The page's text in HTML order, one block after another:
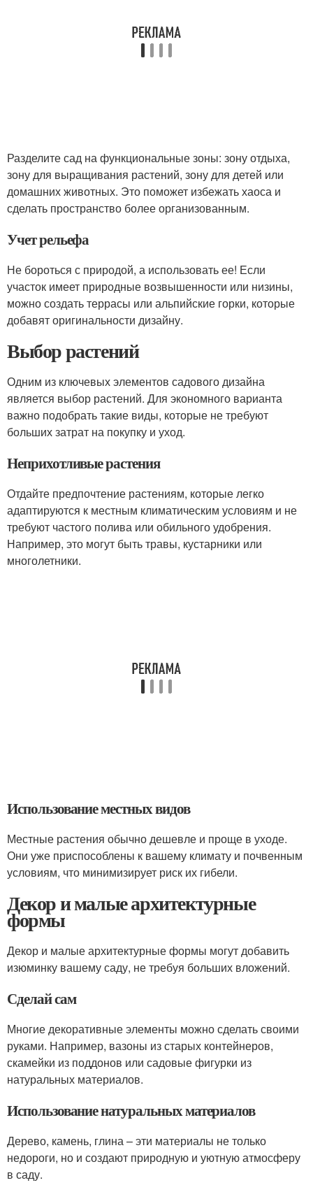
Разделите сад на функциональные зоны: зону отдыха,
зону для выращивания растений, зону для детей или
домашних животных. Это поможет избежать хаоса и
сделать пространство более организованным.
Учет рельефа
Не бороться с природой, а использовать ее! Если
участок имеет природные возвышенности или низины,
можно создать террасы или альпийские горки, которые
добавят оригинальности дизайну.
Выбор растений
Одним из ключевых элементов садового дизайна
является выбор растений. Для экономного варианта
важно подобрать такие виды, которые не требуют
больших затрат на покупку и уход.
Неприхотливые растения
Отдайте предпочтение растениям, которые легко
адаптируются к местным климатическим условиям и не
требуют частого полива или обильного удобрения.
Например, это могут быть травы, кустарники или
многолетники.
Использование местных видов
Местные растения обычно дешевле и проще в уходе.
Они уже приспособлены к вашему климату и почвенным
условиям, что минимизирует риск их гибели.
Декор и малые архитектурные
формы
Декор и малые архитектурные формы могут добавить
изюминку вашему саду, не требуя больших вложений.
Сделай сам
Многие декоративные элементы можно сделать своими
руками. Например, вазоны из старых контейнеров,
скамейки из поддонов или садовые фигурки из
натуральных материалов.
Использование натуральных материалов
Дерево, камень, глина – эти материалы не только
недороги, но и создают природную и уютную атмосферу
в саду.